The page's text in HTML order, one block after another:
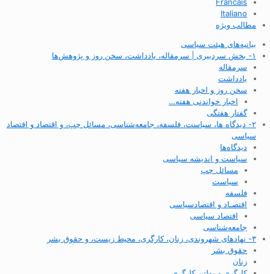
Italiano
مطالب ویژه
بیانیه‌های هیئت سیاسی
۱- بخش سردبیری | سرمقاله، یادداشت، سخن روز و پژوهش‌ها
سرمقاله
یادداشت
سخن روز و اخبار هفته
اخبار خواندنی هفته…
گفتار هفتگی
۲- دیدگاه ها، سیاست، فلسفه، جامعه‌شناسی، مسائل چپ، و اقتصاد و اقتصاد
سیاسی
دیدگاه‌ها
سیاست و اندیشه سیاسی
مسائل چپ
سیاست
فلسفه
اقتصـاد و اقتصاد‌سیاسی
اقتصاد سیاسی
جامعه‌شناسی
۳- نهادهای شهروندی، زنان، کارگری، محیط زیست، و حقوق بشر
حقوق بشر
زنان